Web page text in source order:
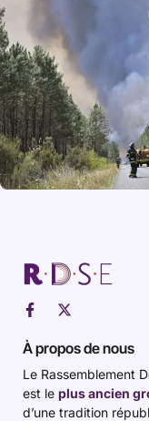
À propos de nous
Le Rassemblement
est le plus ancien
d’une tradition